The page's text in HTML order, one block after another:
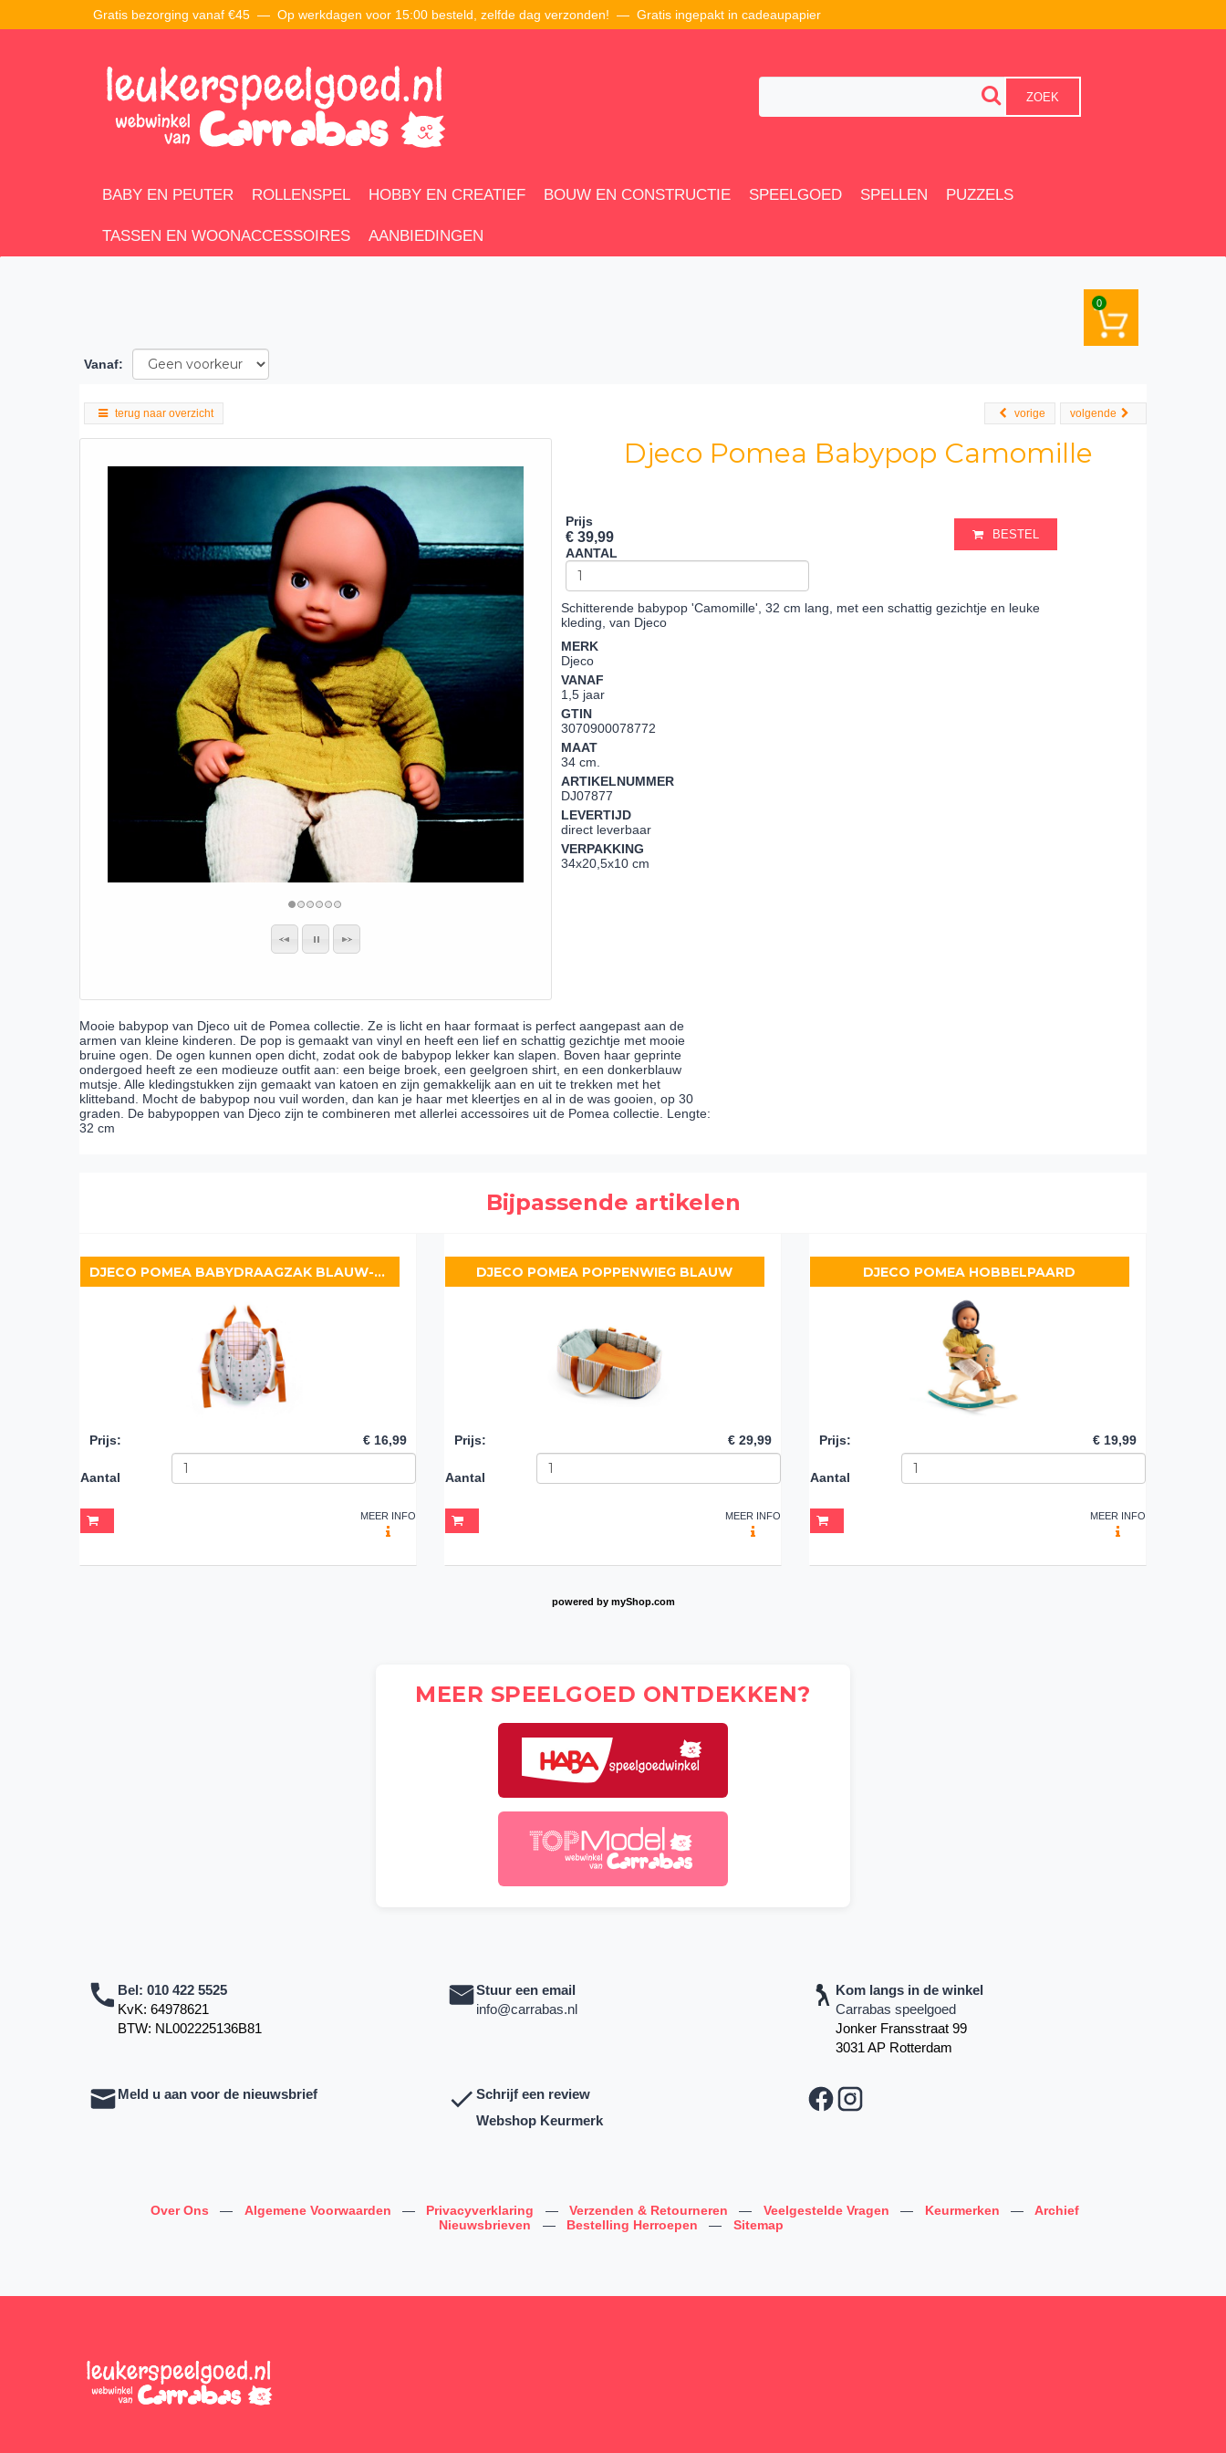
Gratis bezorging vanaf €45 — Op werkdagen voor 15:00 besteld, zelfde dag verzonden! — Gratis ingepakt in cadeaupapier
ZOEK
BABY EN PEUTER ROLLENSPEL HOBBY EN CREATIEF BOUW EN CONSTRUCTIE SPEELGOED SPELLEN PUZZELS
TASSEN EN WOONACCESSOIRES AANBIEDINGEN
0
Vanaf:
terug naar overzicht volgende
vorige
Djeco Pomea Babypop Camomille
Prijs
€ 39,99
AANTAL
BESTEL
Schitterende babypop 'Camomille', 32 cm lang, met een schattig gezichtje en leuke
kleding, van Djeco
MERK
Djeco
VANAF
1,5 jaar
GTIN
3070900078772
MAAT
34 cm.
ARTIKELNUMMER
DJ07877
LEVERTIJD
direct leverbaar
VERPAKKING
34x20,5x10 cm
Mooie babypop van Djeco uit de Pomea collectie. Ze is licht en haar formaat is perfect aangepast aan de
armen van kleine kinderen. De pop is gemaakt van vinyl en heeft een lief en schattig gezichtje met mooie
bruine ogen. De ogen kunnen open dicht, zodat ook de babypop lekker kan slapen. Boven haar geprinte
ondergoed heeft ze een modieuze outfit aan: een beige broek, een geelgroen shirt, en een donkerblauw
mutsje. Alle kledingstukken zijn gemaakt van katoen en zijn gemakkelijk aan en uit te trekken met het
klitteband. Mocht de babypop nou vuil worden, dan kan je haar met kleertjes en al in de was gooien, op 30
graden. De babypoppen van Djeco zijn te combineren met allerlei accessoires uit de Pomea collectie. Lengte:
32 cm
Bijpassende artikelen
DJECO POMEA BABYDRAAGZAK BLAUW-GRIJS
Prijs: € 16,99
Aantal
MEER INFO
DJECO POMEA POPPENWIEG BLAUW
Prijs: € 29,99
Aantal
MEER INFO
DJECO POMEA HOBBELPAARD
Prijs: € 19,99
Aantal
MEER INFO
powered by myShop.com
MEER SPEELGOED ONTDEKKEN?
Bel: 010 422 5525
KvK: 64978621
BTW: NL002225136B81
Stuur een email
info@carrabas.nl
Kom langs in de winkel
Carrabas speelgoed
Jonker Fransstraat 99
3031 AP Rotterdam
Meld u aan voor de nieuwsbrief
Schrijf een review
Webshop Keurmerk
Over Ons — Algemene Voorwaarden — Privacyverklaring — Verzenden & Retourneren — Veelgestelde Vragen — Keurmerken —
Archief
Nieuwsbrieven
— Bestelling Herroepen — Sitemap